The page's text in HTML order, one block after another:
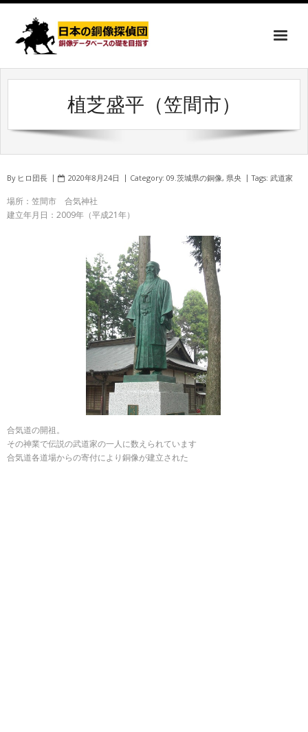
植芝盛平（笠間市）
By ヒロ団長 2020年8月24日 Category: 09.茨城県の銅像, 県央 Tags: 武道家
場所：笠間市 合気神社
建立年月日：2009年（平成21年）
合気道の開祖。
その神業で伝説の武道家の一人に数えられています
合気道各道場からの寄付により銅像が建立された